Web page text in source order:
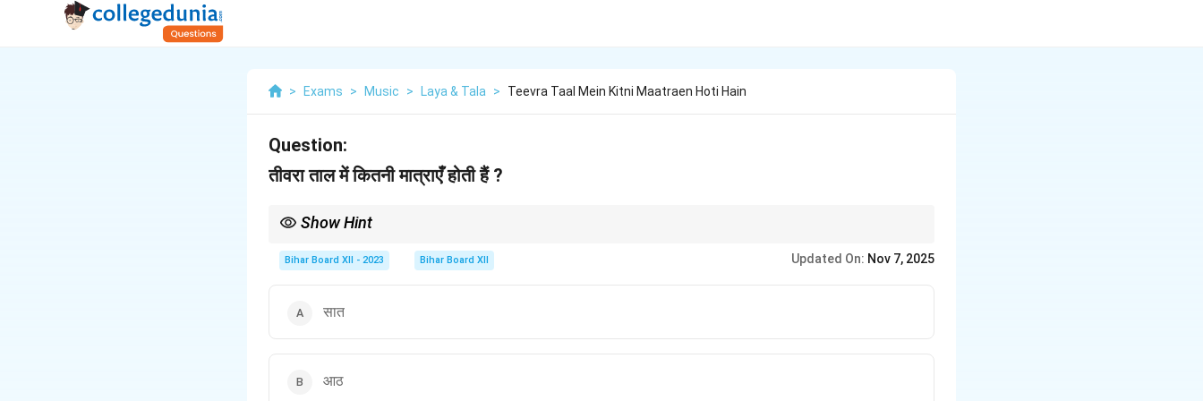
> Exams > Music > Laya & Tala > Teevra Taal Mein Kitni Maatraen Hoti Hain
Question:
तीवरा ताल में कितनी मात्राएँ होती हैं ?
Show Hint
Bihar Board XII - 2023 Bihar Board XII Updated On: Nov 7, 2025
सात
आठ